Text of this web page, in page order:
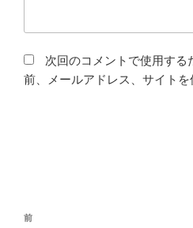
次回のコメントで使用する
前、メールアドレス、サイトを
投
前
前